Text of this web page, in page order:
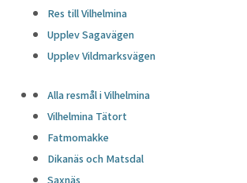
Res till Vilhelmina
Upplev Sagavägen
Upplev Vildmarksvägen
Alla resmål i Vilhelmina
Vilhelmina Tätort
Fatmomakke
Dikanäs och Matsdal
Saxnäs